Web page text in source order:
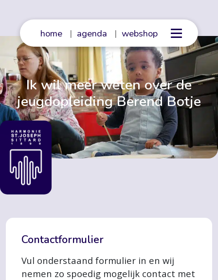
home | agenda | webshop
Ik wil meer weten over de
jeugdopleiding Berend Botje
Contactformulier
Vul onderstaand formulier in en wij
nemen zo spoedig mogelijk contact met